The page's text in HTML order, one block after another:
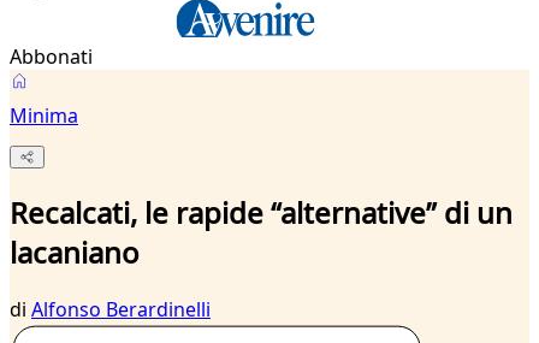
Abbonati
Minima
Recalcati, le rapide “alternative” di un
lacaniano
di Alfonso Berardinelli